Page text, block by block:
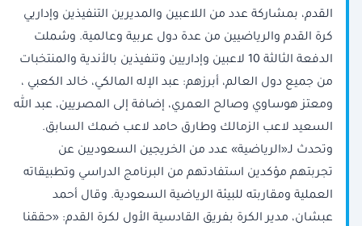
القدم، بمشاركة عدد من اللاعبين والمديرين التنفيذين وإداريي
كرة القدم والرياضيين من عدة دول عربية وعالمية. وشملت
الدفعة الثالثة 10 لاعبين وإداريين وتنفيذين بالأندية والمنتخبات
من جميع دول العالم، أبرزهم: عبد الإله المالكي، خالد الكعبي ،
ومعتز هوساوي وصالح العمري، إضافة إلى المصريين، عبد الله
السعيد لاعب الزمالك وطارق حامد لاعب ضمك السابق.
وتحدث لـ«الرياضية» عدد من الخريجين السعوديين عن
تجربتهم مؤكدين استفادتهم من البرنامج الدراسي وتطبيقاته
العملية ومقاربته للبيئة الرياضية السعودية. وقال أحمد
عبشان، مدير الكرة بفريق القادسية الأول لكرة القدم: «حققنا